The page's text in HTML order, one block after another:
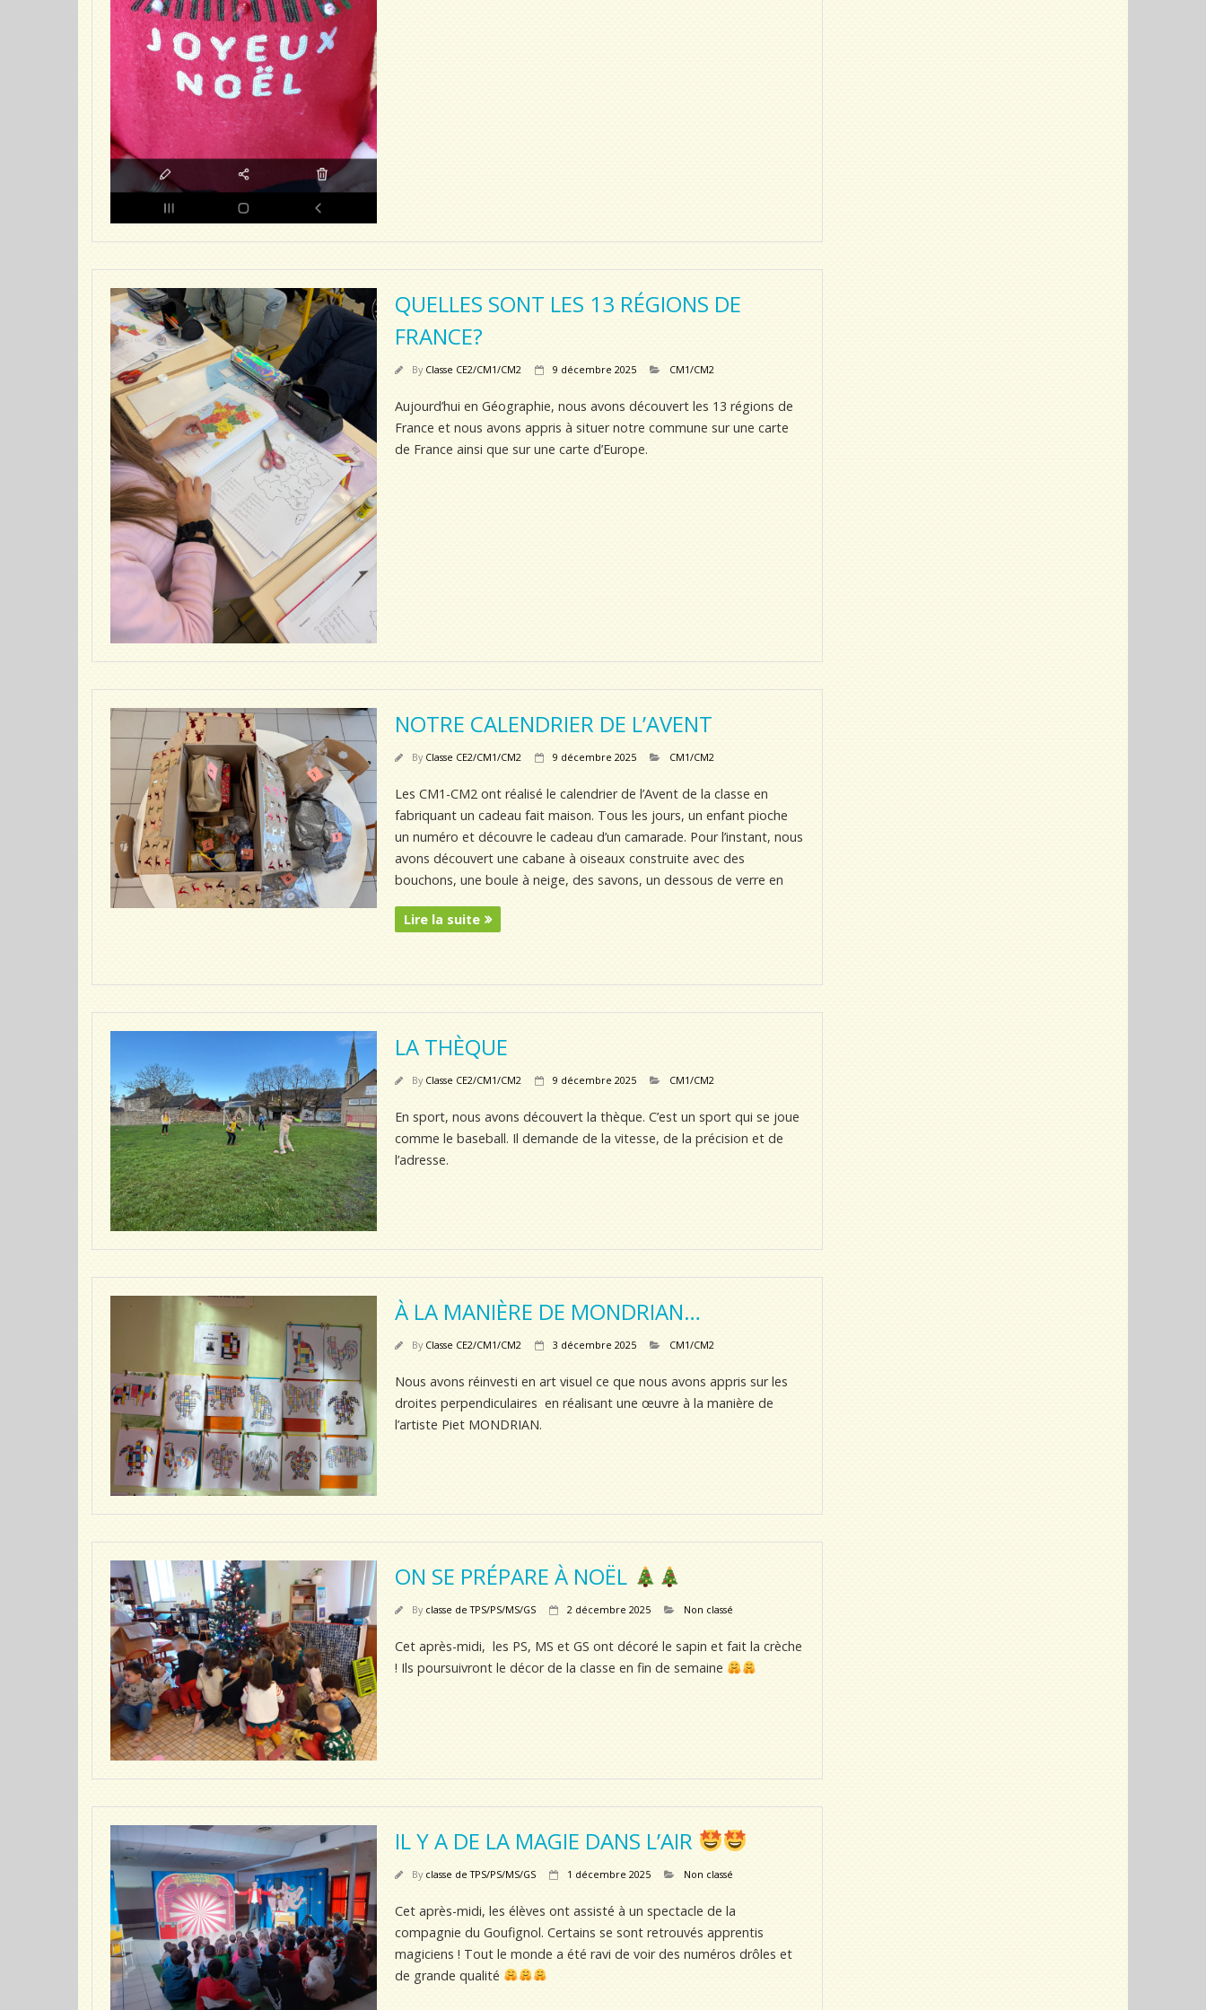
QUELLES SONT LES 13 RÉGIONS DE
FRANCE?
By Classe CE2/CM1/CM2 9 décembre 2025 CM1/CM2
Aujourd’hui en Géographie, nous avons découvert les 13 régions de
France et nous avons appris à situer notre commune sur une carte
de France ainsi que sur une carte d’Europe.
NOTRE CALENDRIER DE L’AVENT
By Classe CE2/CM1/CM2 9 décembre 2025 CM1/CM2
Les CM1-CM2 ont réalisé le calendrier de l’Avent de la classe en
fabriquant un cadeau fait maison. Tous les jours, un enfant pioche
un numéro et découvre le cadeau d’un camarade. Pour l’instant, nous
avons découvert une cabane à oiseaux construite avec des
bouchons, une boule à neige, des savons, un dessous de verre en
Lire la suite
LA THÈQUE
By Classe CE2/CM1/CM2 9 décembre 2025 CM1/CM2
En sport, nous avons découvert la thèque. C’est un sport qui se joue
comme le baseball. Il demande de la vitesse, de la précision et de
l’adresse.
À LA MANIÈRE DE MONDRIAN…
By Classe CE2/CM1/CM2 3 décembre 2025 CM1/CM2
Nous avons réinvesti en art visuel ce que nous avons appris sur les
droites perpendiculaires en réalisant une œuvre à la manière de
l’artiste Piet MONDRIAN.
ON SE PRÉPARE À NOËL
By classe de TPS/PS/MS/GS 2 décembre 2025 Non classé
Cet après-midi, les PS, MS et GS ont décoré le sapin et fait la crèche
! Ils poursuivront le décor de la classe en fin de semaine
IL Y A DE LA MAGIE DANS L’AIR
By classe de TPS/PS/MS/GS 1 décembre 2025 Non classé
Cet après-midi, les élèves ont assisté à un spectacle de la
compagnie du Goufignol. Certains se sont retrouvés apprentis
magiciens ! Tout le monde a été ravi de voir des numéros drôles et
de grande qualité